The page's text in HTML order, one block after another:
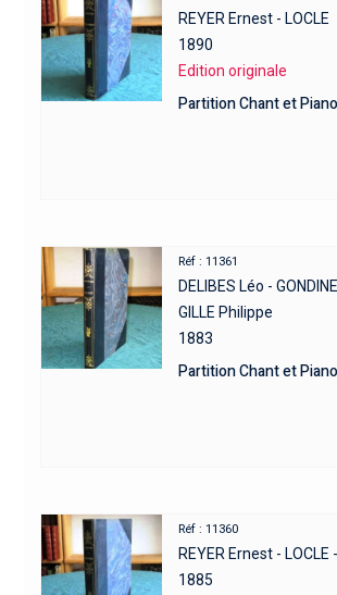
REYER Ernest - LOCLE
1890
Edition originale
Partition Chant et
Réf : 11361
DELIBES Léo -
GILLE Philippe
1883
Partition Chant et
Réf : 11360
REYER Ernest - LOCLE
1885